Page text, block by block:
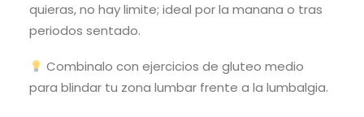
quieras, no hay limite; ideal por la manana o tras
periodos sentado.
Combinalo con ejercicios de gluteo medio
para blindar tu zona lumbar frente a la lumbalgia.